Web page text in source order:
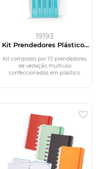
19193
Kit Prendedores Plásticos
Kit composto por 10 prendedores
de vedação multiuso
confeccionados em plástico.